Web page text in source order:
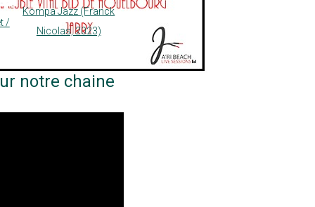
/
Kompa Jazz (Franck
Nicolas, 2023)
notre chaine